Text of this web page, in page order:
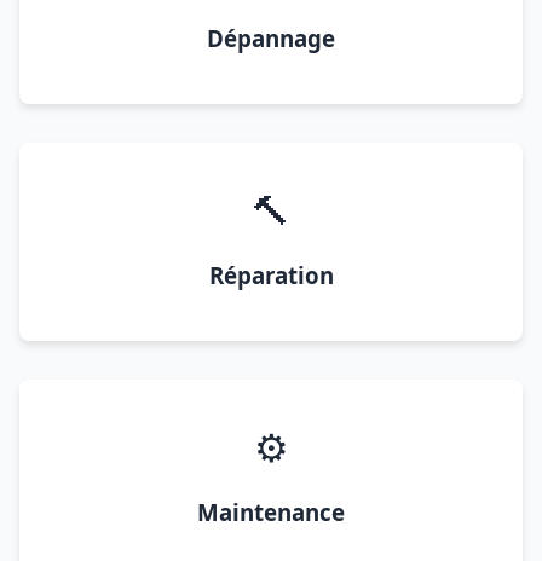
Dépannage
🔨
Réparation
⚙️
Maintenance